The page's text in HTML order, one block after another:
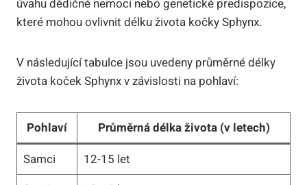
úvahu dědičné nemoci nebo genetické predispozice,
které mohou ovlivnit délku života kočky Sphynx.
V následující tabulce jsou uvedeny průměrné délky
života koček Sphynx v závislosti na pohlaví:
Pohlaví
Průměrná délka života (v letech)
Samci
12-15 let